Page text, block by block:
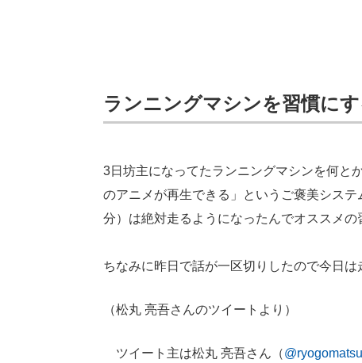
ランニングマシンを習慣に
3日坊主になってたランニングマシンを何と
のアニメが再生できる」というご褒美シス
分）は絶対走るようになったんでオススメの
ちなみに昨日で話が一区切りしたので今日は
（松丸 亮吾さんのツイートより）
ツイート主は松丸 亮吾さん（